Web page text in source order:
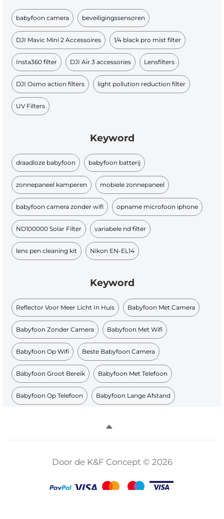
babyfoon camera​ beveiligingssensoren
DJI Mavic Mini 2 Accessoires 1/4 black pro mist filter
Insta360 filter DJI Air 3 accessories Lensfilters
DJI Osmo action filters​ light pollution reduction filter​
UV Filters
Keyword
draadloze babyfoon babyfoon batterij
zonnepaneel kamperen mobiele zonnepaneel
babyfoon camera zonder wifi opname microfoon iphone
ND100000 Solar Filter variabele nd filter
lens pen cleaning kit Nikon EN-EL14
Keyword
Reflector Voor Meer Licht In Huis Babyfoon Met Camera
Babyfoon Zonder Camera Babyfoon Met Wifi
Babyfoon Op Wifi Beste Babyfoon Camera
Babyfoon Groot Bereik Babyfoon Met Telefoon
Babyfoon Op Telefoon Babyfoon Lange Afstand
Door de K&F Concept © 2026